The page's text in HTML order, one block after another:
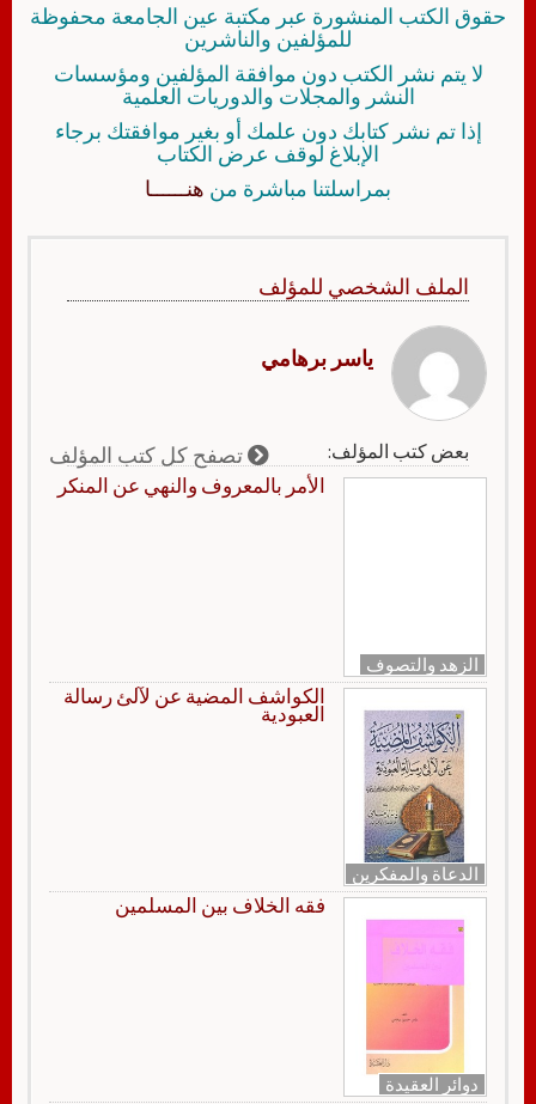
حقوق الكتب المنشورة عبر مكتبة عين الجامعة محفوظة
للمؤلفين والناشرين
لا يتم نشر الكتب دون موافقة المؤلفين ومؤسسات
النشر والمجلات والدوريات العلمية
إذا تم نشر كتابك دون علمك أو بغير موافقتك برجاء
الإبلاغ لوقف عرض الكتاب
بمراسلتنا مباشرة من هنــــــا
الملف الشخصي للمؤلف
ياسر برهامي
بعض كتب المؤلف: تصفح كل كتب المؤلف
الزهد والتصوف
الأمر بالمعروف والنهي عن المنكر
الدعاة والمفكرين
الكواشف المضية عن لآلئ رسالة
العبودية
دوائر العقيدة
فقه الخلاف بين المسلمين